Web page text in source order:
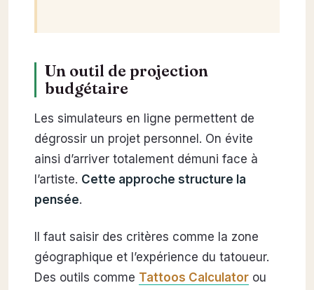
Un outil de projection
budgétaire
Les simulateurs en ligne permettent de
dégrossir un projet personnel. On évite
ainsi d’arriver totalement démuni face à
l’artiste. Cette approche structure la
pensée.
Il faut saisir des critères comme la zone
géographique et l’expérience du tatoueur.
Des outils comme Tattoos Calculatorou